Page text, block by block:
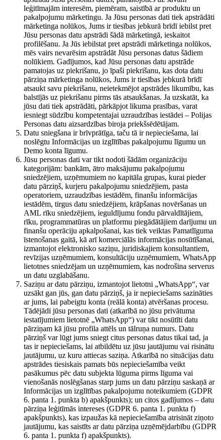
leģitīmajām interesēm, piemēram, saistībā ar produktu un
pakalpojumu mārketingu. Ja Jūsu personas dati tiek apstrādāti
mārketinga nolūkos, Jums ir tiesības jebkurā brīdī iebilst pret
Jūsu personas datu apstrādi šādā mārketingā, ieskaitot
profilēšanu. Ja Jūs iebilstat pret apstrādi mārketinga nolūkos,
mēs vairs nevarēsim apstrādāt Jūsu personas datus šādiem
nolūkiem. Gadījumos, kad Jūsu personas datu apstrāde
pamatojas uz piekrišanu, jo īpaši piekrišanu, kas dota datu
pārziņa mārketinga nolūkos, Jums ir tiesības jebkurā brīdī
atsaukt savu piekrišanu, neietekmējot apstrādes likumību, kas
balstījās uz piekrišanu pirms tās atsaukšanas. Ja uzskatāt, ka
jūsu dati tiek apstrādāti, pārkāpjot likuma prasības, varat
iesniegt sūdzību kompetentajai uzraudzības iestādei – Polijas
Personas datu aizsardzības biroja priekšsēdētājam.
Datu sniegšana ir brīvprātīga, taču tā ir nepieciešama, lai
noslēgtu Informācijas un izglītības pakalpojumu līgumu un
Demo konta līgumu.
Jūsu personas dati var tikt nodoti šādām organizāciju
kategorijām: bankām, ātro maksājumu pakalpojumu
sniedzējiem, uzņēmumiem no kapitāla grupas, kurai pieder
datu pārziņš, kurjeru pakalpojumu sniedzējiem, pasta
operatoriem, uzraudzības iestādēm, finanšu informācijas
iestādēm, tirgus datu sniedzējiem, krāpšanas novēršanas un
AML rīku sniedzējiem, ieguldījumu fondu pārvaldītājiem,
rīku, programmatūras un platformu piegādātājiem darījumu un
finanšu operāciju apkalpošanai, kas tiek veiktas Pamatlīguma
īstenošanas gaitā, kā arī komerciālās informācijas nosūtīšanai,
izmantojot elektronisko saziņu, juridiskajiem konsultantiem,
revīzijas uzņēmumiem, konsultāciju uzņēmumiem, WhatsApp
lietotnes sniedzējam un uzņēmumiem, kas nodrošina serverus
un datu uzglabāšanu.
Saziņu ar datu pārziņu, izmantojot lietotni „WhatsApp“, var
uzsākt gan jūs, gan datu pārziņš, ja ir nepieciešams sazināties
ar jums, lai pabeigtu konta (reālā konta) atvēršanas procesu.
Tādējādi jūsu personas dati (atkarībā no jūsu privātuma
iestatījumiem lietotnē „WhatsApp“) var tikt nosūtīti datu
pārziņam kā jūsu profila attēls un tālruņa numurs. Datu
pārziņš var lūgt jums sniegt citus personas datus tikai tad, ja
tas ir nepieciešams, lai atbildētu uz jūsu jautājumu vai risinātu
jautājumu, uz kuru attiecas saziņa. Atkarībā no situācijas datu
apstrādes tiesiskais pamats būs nepieciešamība veikt
pasākumus pēc datu subjekta lūguma pirms līguma vai
vienošanās noslēgšanas starp jums un datu pārziņu saskaņā ar
Informācijas un izglītības pakalpojumu noteikumiem (GDPR
6. panta 1. punkta b) apakšpunkts); un citos gadījumos – datu
pārziņa leģitīmās intereses (GDPR 6. panta 1. punkta f)
apakšpunkts), kas izpaužas kā nepieciešamība atrisināt ziņoto
jautājumu, kas saistīts ar datu pārziņa uzņēmējdarbību (GDPR
6. panta 1. punkta f) apakšpunkts).